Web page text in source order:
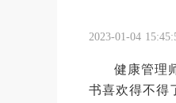
2023-01-04
健康管理
书喜欢得不得